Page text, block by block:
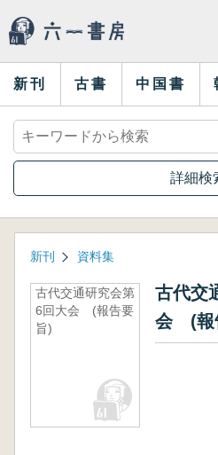
新刊 古書 中国書
詳細検
新刊 資料集
古代交通研究会第
6回大会 (報告要
旨)
古代交
会 (報